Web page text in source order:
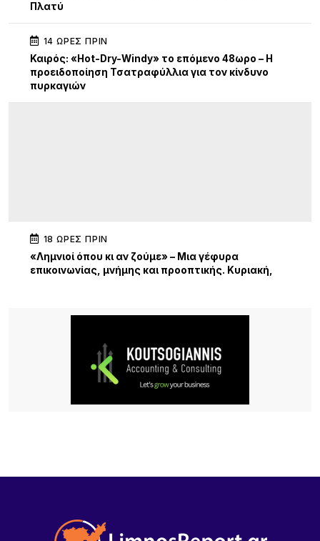
Πλατύ
14 ΏΡΕΣ ΠΡΙΝ
Καιρός: «Hot-Dry-Windy» το επόμενο 48ωρο – Η
προειδοποίηση Τσατραφύλλια για τον κίνδυνο
πυρκαγιών
18 ΏΡΕΣ ΠΡΙΝ
«Λημνιοί όπου κι αν ζούμε» – Μια γέφυρα
επικοινωνίας, μνήμης και προοπτικής. Κυριακή,
22 ΏΡΕΣ ΠΡΙΝ
70% για επενδύσεις αγροτών και συλλογικών
σχημάτων – Σημαντική ευκαιρία και για τη Λήμνο
επίκεντρο των εξελίξεων